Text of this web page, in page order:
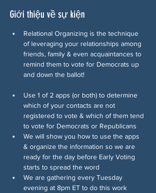
Giới thiệu về sự kiện
Relational Organizing is the technique
of leveraging your relationships among
friends, family & even acquaintances to
remind them to vote for Democrats up
and down the ballot!
Use 1 of 2 apps (or both) to determine
which of your contacts are not
registered to vote & which of them tend
to vote for Democrats or Republicans
We will show you how to use the apps
& organize the information so we are
ready for the day before Early Voting
starts to spread the word
We are gathering every Tuesday
evening at 8pm ET to do this work